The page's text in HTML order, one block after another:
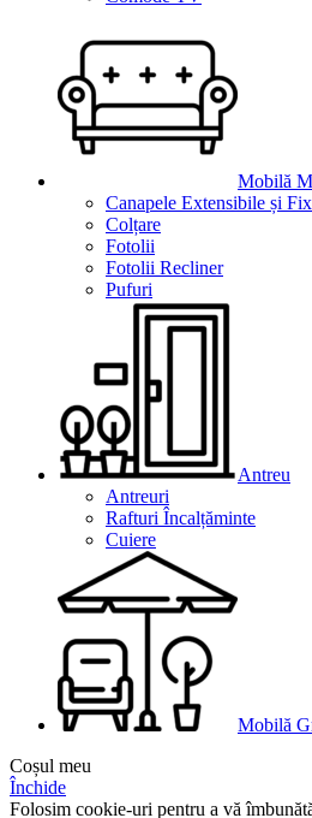
Mobilă
Canapele Extensibile și
Colțare
Fotolii
Fotolii Recliner
Pufuri
Antreu
Antreuri
Rafturi Încalțăminte
Cuiere
Mobilă
Coșul meu
Închide
Folosim cookie-uri pentru a vă